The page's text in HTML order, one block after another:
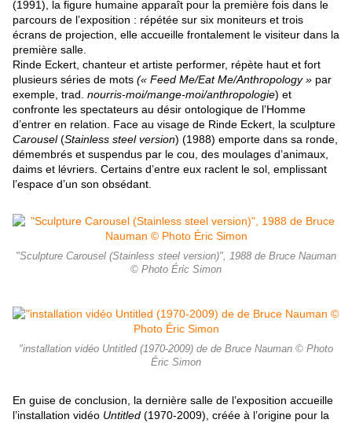
(1991), la figure humaine apparaît pour la première fois dans le
parcours de l’exposition : répétée sur six moniteurs et trois
écrans de projection, elle accueille frontalement le visiteur dans la
première salle.
Rinde Eckert, chanteur et artiste performer, répète haut et fort
plusieurs séries de mots (« Feed Me/Eat Me/Anthropology » par
exemple, trad. nourris-moi/mange-moi/anthropologie) et
confronte les spectateurs au désir ontologique de l’Homme
d’entrer en relation. Face au visage de Rinde Eckert, la sculpture
Carousel(Stainless steel version) (1988) emporte dans sa ronde,
démembrés et suspendus par le cou, des moulages d’animaux,
daims et lévriers. Certains d’entre eux raclent le sol, emplissant
l’espace d’un son obsédant.
"Sculpture Carousel (Stainless steel version)", 1988 de Bruce Nauman
© Photo Éric Simon
"installation vidéo Untitled (1970-2009) de de Bruce Nauman © Photo
Éric Simon
En guise de conclusion, la dernière salle de l’exposition accueille
l’installation vidéo Untitled (1970-2009), créée à l’origine pour la